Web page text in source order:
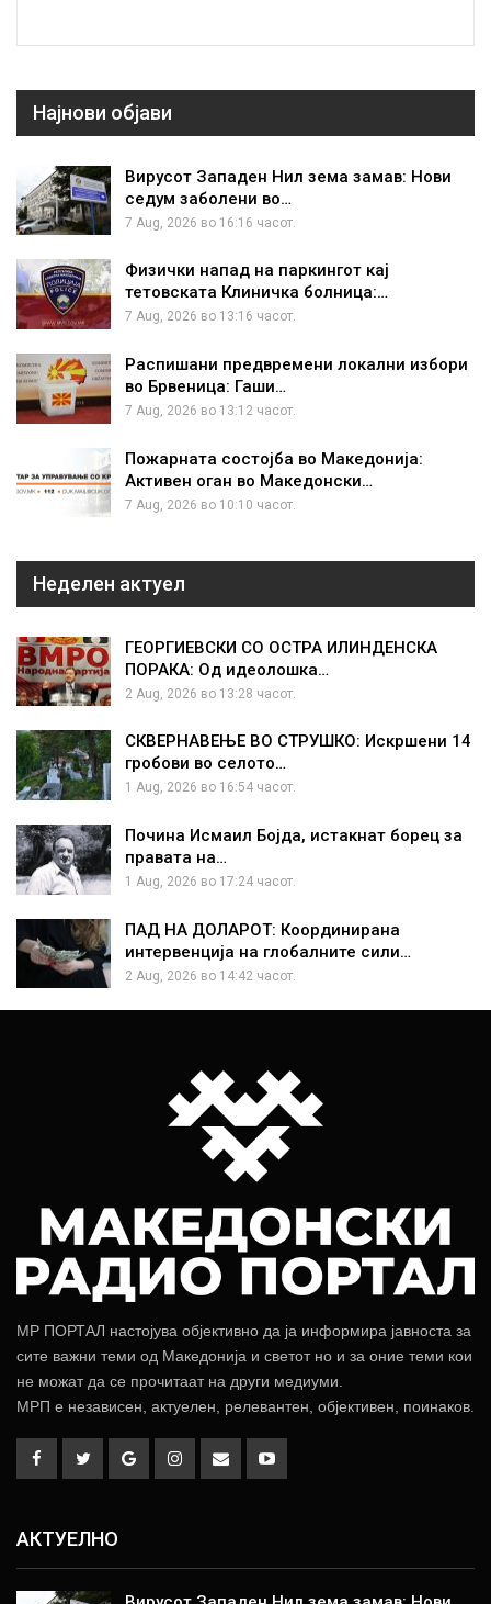
Најнови објави
Вирусот Западен Нил зема замав: Нови
седум заболени во…
7 Aug, 2026 во 16:16 часот.
Физички напад на паркингот кај
тетовската Клиничка болница:…
7 Aug, 2026 во 13:16 часот.
Распишани предвремени локални избори
во Брвеница: Гаши…
7 Aug, 2026 во 13:12 часот.
Пожарната состојба во Македонија:
Активен оган во Македонски…
7 Aug, 2026 во 10:10 часот.
Неделен актуел
ГЕОРГИЕВСКИ СО ОСТРА ИЛИНДЕНСКА
ПОРАКА: Од идеолошка…
2 Aug, 2026 во 13:28 часот.
СКВЕРНАВЕЊЕ ВО СТРУШКО: Искршени 14
гробови во селото…
1 Aug, 2026 во 16:54 часот.
Почина Исмаил Бојда, истакнат борец за
правата на…
1 Aug, 2026 во 17:24 часот.
ПАД НА ДОЛАРОТ: Координирана
интервенција на глобалните сили…
2 Aug, 2026 во 14:42 часот.
МР ПОРТАЛ настојува објективно да ја информира јавноста за
сите важни теми од Македонија и светот но и за оние теми кои
не можат да се прочитаат на други медиуми.
МРП е независен, актуелен, релевантен, објективен, поинаков.
АКТУЕЛНО